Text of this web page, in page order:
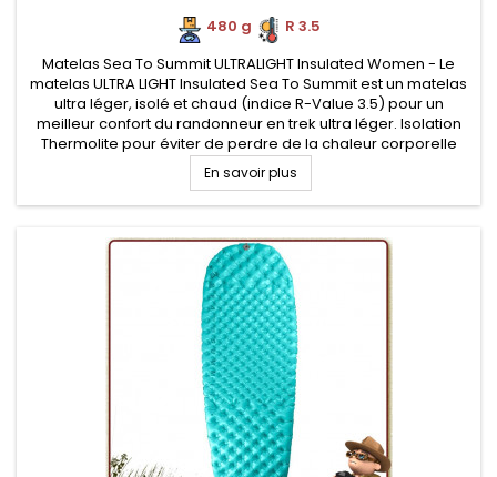
480 g
R 3.5
Matelas Sea To Summit ULTRALIGHT Insulated Women - Le
matelas ULTRA LIGHT Insulated Sea To Summit est un matelas
ultra léger, isolé et chaud (indice R-Value 3.5) pour un
meilleur confort du randonneur en trek ultra léger. Isolation
Thermolite pour éviter de perdre de la chaleur corporelle
vers le sol. Pompe Airstream fournie pour assurer un
gonflage...
En savoir plus